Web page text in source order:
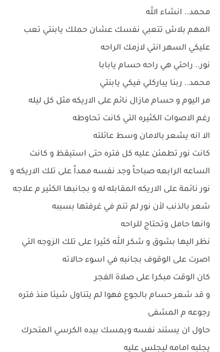
محمد.. انشاء الله
المهم بلاش تتعبي نفسك عشان حملك يابنتي تعب
عليكي السهر انتي لازمك الراحه
نور.. راحتي هي راحه حسام يابابا
محمد.. ربنا يباركلي فيكي يابنتي
مر اليوم و حسام مازال نائم على الاريكه مثل كل ليله
رغم الاصوات الكثيره التي كانت تحاوطه
الا انه يشعر بالامان وسط عائلته
كانت نور تطمئن عليه كل فتره حتى استيقظ و كانت
الساعه الرابعه صباحاً وجد نفسه ممداً على تلك الاريكه و
نور نائمة على الاريكه المقابله له و بجانبها الكثير م علاجه
شعر بالذنب لأن نور لم تنم في غرفتها بسببه
وانها حامل وتحتاج للراحه
نظر اليها بشوق و شكر الله كثيرا على تلك الزوجه التي
اصرت على الوقوف بجانبه في اسوء حالاته
كان الوقت مبكرا على صلاة الفجر
و قد شعر حسام بالجوع فهوا لم يتناول شيئا منذ فتره
رجوعه م المشفى
حاول ان يستند نفسه ويمسك بيده الكرسي المتحرك
يجلبه امامه ليجلس عليه